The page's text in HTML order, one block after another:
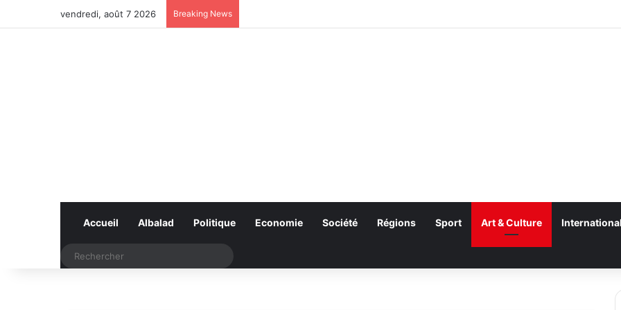
vendredi, août 7 2026 Breaking News
Accueil Albalad Politique Economie Société Régions Sport Art & Culture International